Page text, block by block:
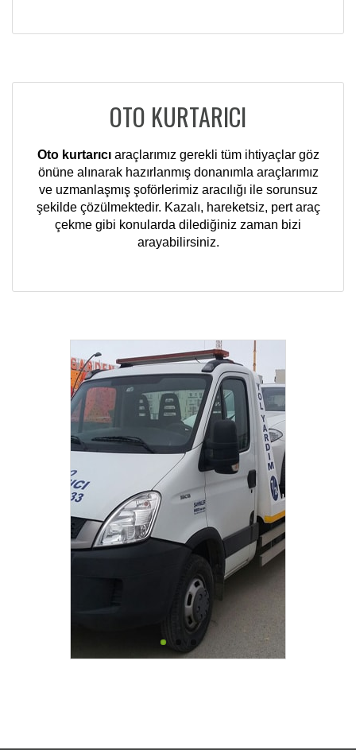
OTO KURTARICI
Oto kurtarıcıaraçlarımız gerekli tüm ihtiyaçlar göz
önüne alınarak hazırlanmış donanımla araçlarımız
ve uzmanlaşmış şoförlerimiz aracılığı ile sorunsuz
şekilde çözülmektedir. Kazalı, hareketsiz, pert araç
çekme gibi konularda dilediğiniz zaman bizi
arayabilirsiniz.